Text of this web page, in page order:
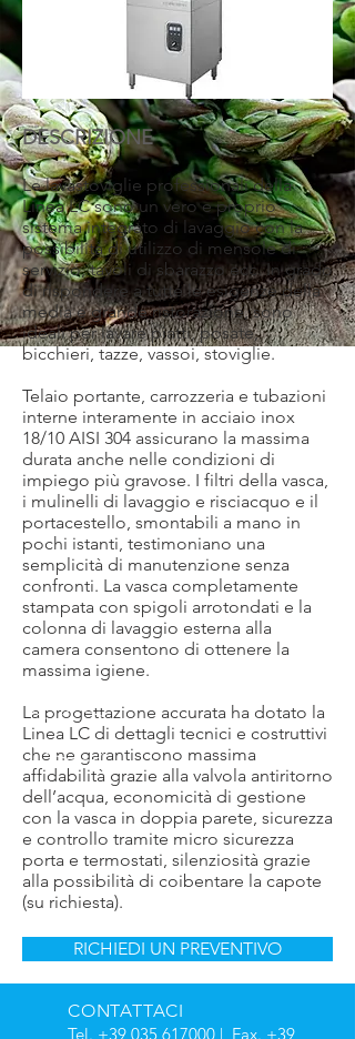
DESCRIZIONE
Le lavastoviglie professionali della
Linea LC sono un vero e proprio
sistema integrato di lavaggio con la
possibilità di utilizzo di mensole di
servizio, tavoli di sbarazzo ecc. In grado
di rispondere a tutte le esigenze della
media e grande ristorazione, sono
ideali per lavare piatti, posate,
bicchieri, tazze, vassoi, stoviglie.
Telaio portante, carrozzeria e tubazioni
interne interamente in acciaio inox
18/10 AISI 304 assicurano la massima
durata anche nelle condizioni di
impiego più gravose. I filtri della vasca,
i mulinelli di lavaggio e risciacquo e il
portacestello, smontabili a mano in
pochi istanti, testimoniano una
semplicità di manutenzione senza
confronti. La vasca completamente
stampata con spigoli arrotondati e la
colonna di lavaggio esterna alla
camera consentono di ottenere la
massima igiene.
La progettazione accurata ha dotato la
Linea LC di dettagli tecnici e costruttivi
che ne garantiscono massima
affidabilità grazie alla valvola antiritorno
dell’acqua, economicità di gestione
con la vasca in doppia parete, sicurezza
e controllo tramite micro sicurezza
porta e termostati, silenziosità grazie
alla possibilità di coibentare la capote
(su richiesta).
RICHIEDI UN PREVENTIVO
CONTATTACI
Tel. +39 035 617000 | Fax. +39